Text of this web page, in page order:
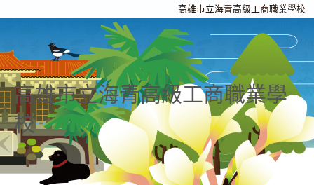
高雄市立海青高級工商職業學校
高雄市立海青高級工商職業學
校